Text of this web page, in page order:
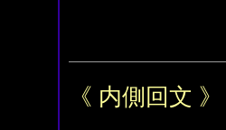
《 内側回文 》